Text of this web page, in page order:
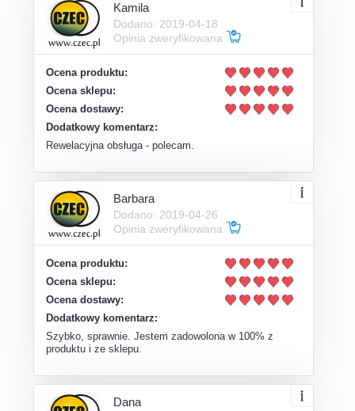
Kamila
Dodano: 2019-04-18
Opinia zweryfikowana
Ocena produktu:
Ocena sklepu:
Ocena dostawy:
Dodatkowy komentarz:
Rewelacyjna obsługa - polecam.
Barbara
Dodano: 2019-04-26
Opinia zweryfikowana
Ocena produktu:
Ocena sklepu:
Ocena dostawy:
Dodatkowy komentarz:
Szybko, sprawnie. Jestem zadowolona w 100% z
produktu i ze sklepu.
Dana